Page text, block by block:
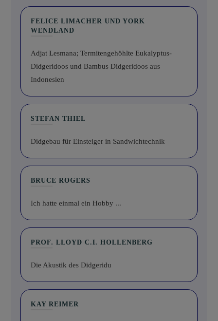
FELICE LIMACHER UND YORK
WENDLAND
Adjat Lesmana; Termitengehöhlte Eukalyptus-
Didgeridoos und Bambus Didgeridoos aus
Indonesien
STEFAN THIEL
Didgebau für Einsteiger in Sandwichtechnik
BRUCE ROGERS
Ich hatte einmal ein Hobby ...
PROF. LLOYD C.I. HOLLENBERG
Die Akustik des Didgeridu
KAY REIMER